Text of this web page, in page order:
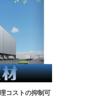
コストの抑制可